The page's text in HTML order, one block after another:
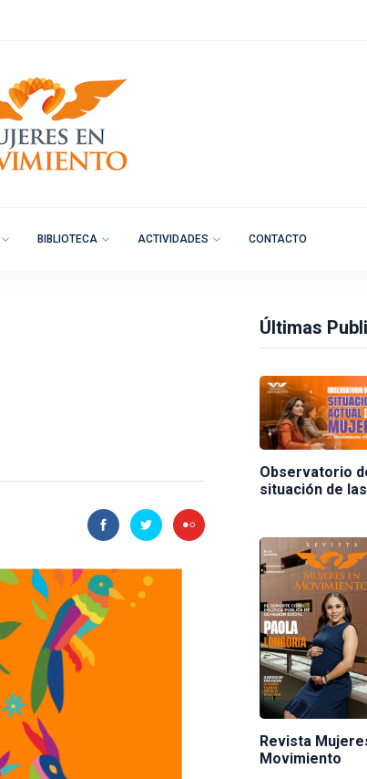
BIBLIOTECA ACTIVIDADES CONTACTO
Últimas
Observatorio
situación de las
Ciudadano
Revista
Movimiento